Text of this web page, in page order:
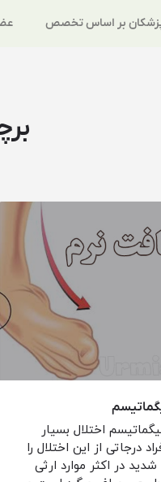
بر اساس تخصص
اختلال بسیار
درجاتی از این اختلال را
در اکثر موارد ارثی